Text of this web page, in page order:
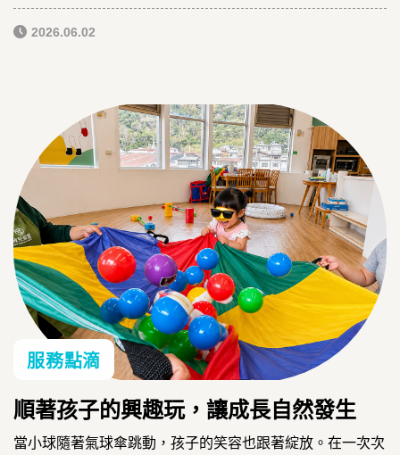
次嘗試中建立自信，勇敢探索世界。
2026.06.02
服務點滴
順著孩子的興趣玩，讓成長自然發生
當小球隨著氣球傘跳動，孩子的笑容也跟著綻放。在一次次